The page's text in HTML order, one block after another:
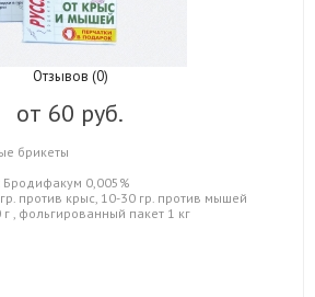
Отзывов (0)
от 60 руб.
брикеты
Бродифакум 0,005%
против крыс, 10-30 гр. против мышей
, фольгированный пакет 1 кг